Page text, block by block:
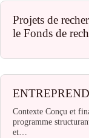
Projets de
le Fonds de
Contexte Conçu et
programme
et…